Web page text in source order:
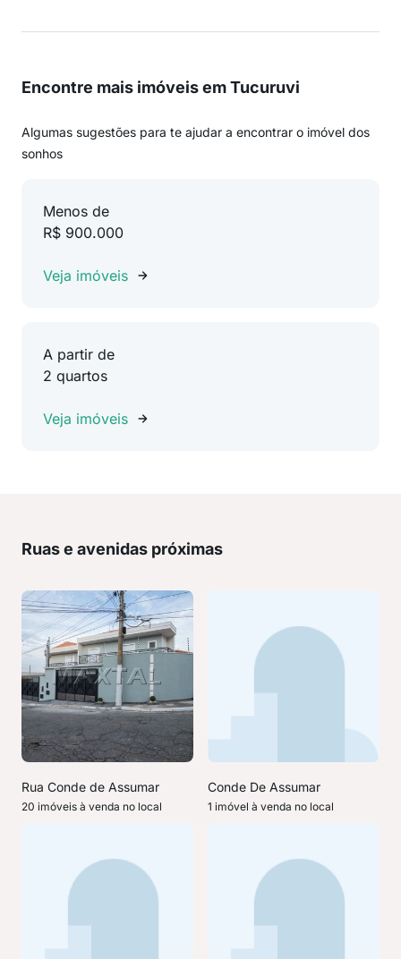
Encontre mais imóveis em Tucuruvi
Algumas sugestões para te ajudar a encontrar o imóvel dos
sonhos
Menos de
R$ 900.000
Veja imóveis
A partir de
2 quartos
Veja imóveis
Ruas e avenidas próximas
Rua Conde de Assumar
20 imóveis à venda no local
Conde De Assumar
1 imóvel à venda no local